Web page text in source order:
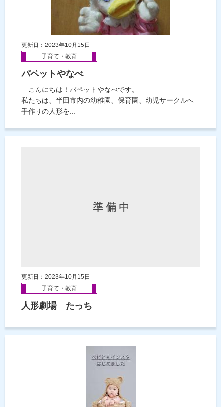
更新日：2023年10月15日
子育て・教育
パペットやなべ
こんにちは！パペットやなべです。
私たちは、半田市内の幼稚園、保育園、幼児サークルへ
手作りの人形を...
更新日：2023年10月15日
子育て・教育
人形劇場 たっち